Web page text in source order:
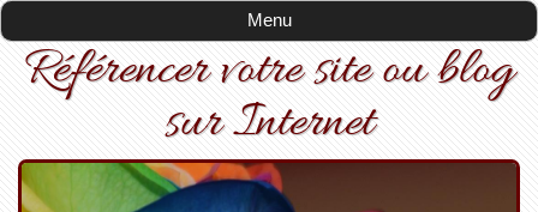
Menu
Référencer votre site ou blog
sur Internet